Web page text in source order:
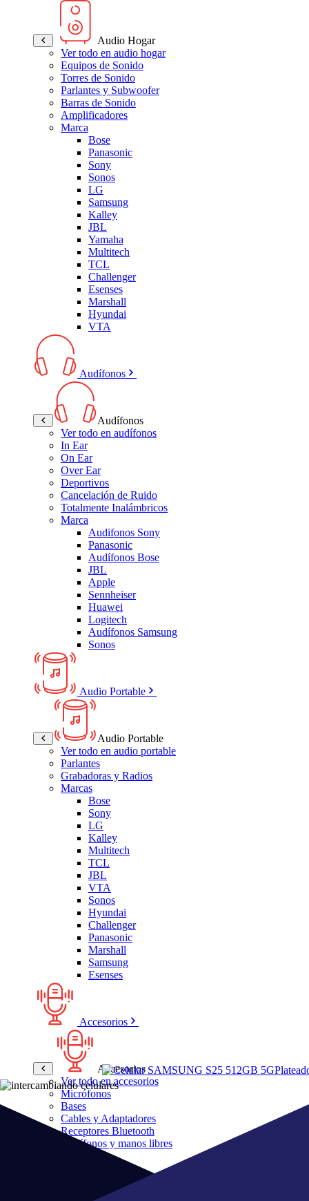
Audio Hogar
Ver todo en audio hogar
Equipos de Sonido
Torres de Sonido
Parlantes y Subwoofer
Barras de Sonido
Amplificadores
Marca
Bose
Panasonic
Sony
Sonos
LG
Samsung
Kalley
JBL
Yamaha
Multitech
TCL
Challenger
Esenses
Marshall
Hyundai
VTA
Audífonos
Audífonos
Ver todo en audífonos
In Ear
On Ear
Over Ear
Deportivos
Cancelación de Ruido
Totalmente Inalámbricos
Marca
Audifonos Sony
Panasonic
Audífonos Bose
JBL
Apple
Sennheiser
Huawei
Logitech
Audífonos Samsung
Sonos
Audio Portable
Audio Portable
Ver todo en audio portable
Parlantes
Grabadoras y Radios
Marcas
Bose
Sony
LG
Kalley
Multitech
TCL
JBL
VTA
Sonos
Hyundai
Challenger
Panasonic
Marshall
Samsung
Esenses
Accesorios
Accesorios
Ver todo en accesorios
Micrófonos
Bases
Cables y Adaptadores
Receptores Bluetooth
Audífonos y manos libres